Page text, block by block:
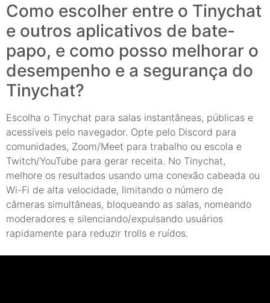
Como escolher entre o Tinychat
e outros aplicativos de bate-
papo, e como posso melhorar o
desempenho e a segurança do
Tinychat?
Escolha o Tinychat para salas instantâneas, públicas e
acessíveis pelo navegador. Opte pelo Discord para
comunidades, Zoom/Meet para trabalho ou escola e
Twitch/YouTube para gerar receita. No Tinychat,
melhore os resultados usando uma conexão cabeada ou
Wi-Fi de alta velocidade, limitando o número de
câmeras simultâneas, bloqueando as salas, nomeando
moderadores e silenciando/expulsando usuários
rapidamente para reduzir trolls e ruídos.